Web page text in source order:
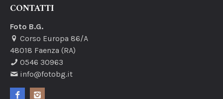
CONTATTI
Foto B.G.
Corso Europa 86/A
48018 Faenza (RA)
0546 30963
info@fotobg.it